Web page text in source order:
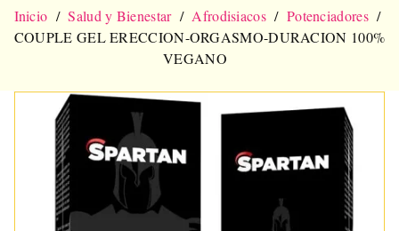
Inicio Salud y Bienestar Afrodisiacos
Potenciadores
COUPLE GEL ERECCION-ORGASMO-DURACION 100%
VEGANO